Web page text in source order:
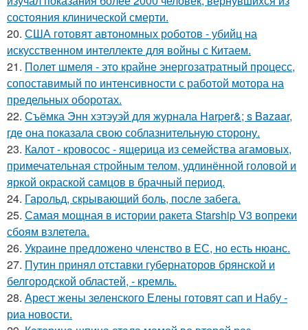
состояния клинической смерти.
20. США готовят автономных роботов - убийц на
искусственном интеллекте для войны с Китаем.
21. Полет шмеля - это крайне энергозатратный процесс,
сопоставимый по интенсивности с работой мотора на
предельных оборотах.
22. Съёмка Энн хэтэуэй для журнала Harper&; s Bazaar,
где она показала свою соблазнительную сторону.
23. Калот - кровосос - ящерица из семейства агамовых,
примечательная стройным телом, удлинённой головой и
яркой окраской самцов в брачный период.
24. Гарольд, скрывающий боль, после забега.
25. Самая мощная в истории ракета Starship V3 вопреки
сбоям взлетела.
26. Украине предложено членство в ЕС, но есть нюанс.
27. Путин принял отставки губернаторов брянской и
белгородской областей, - кремль.
28. Арест жены зеленского Елены готовят сап и Набу -
риа новости.